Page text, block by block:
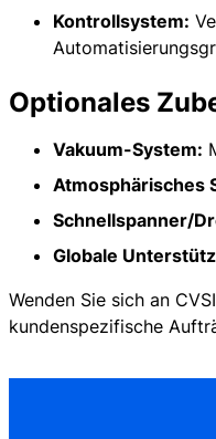
Kontrollsystem:
Optionales
Vakuum-System:
Atmosphärisches
Schnellspanner/
Globale
Wenden Sie sich an
kundenspezifische
Herkunftsland: China